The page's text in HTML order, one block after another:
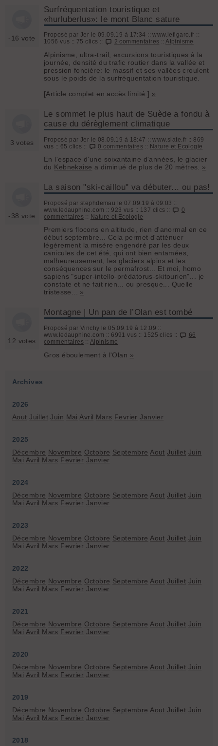
-16 vote
Surfréquentation touristique et
«hurluberlus»: le mont Blanc sature
Proposé par Jer le 09.09.19 à 17:34 :: www.lefigaro.fr ::
1056 vus :: 75 clics ::
2 commentaires :: Alpinisme
Alpinisme, ultra-trail, excursions touristiques à la
journée, densité du trafic routier dans la vallée et
pression foncière: le massif et ses vallées croulent
sous le poids de la surfréquentation touristique.
[Article complet en accès limité.] »
3 votes
Le sommet le plus haut de Suède a fondu à
cause du dérèglement climatique
Proposé par Jer le 08.09.19 à 18:47 :: www.slate.fr :: 869
vus :: 65 clics ::
0 commentaires :: Nature et Ecologie
En l'espace d'une soixantaine d'années, le glacier
du Kebnekaise a diminué de plus de 20 mètres. »
-38 vote
La saison "ski-caillou" va débuter... ou pas!
Proposé par stephdemau le 07.09.19 à 09:03 ::
www.ledauphine.com :: 923 vus :: 137 clics ::
0
commentaires :: Nature et Ecologie
Premiers flocons en altitude, rien d'anormal en ce
début septembre... Cela permet d'atténuer
légèrement la misère engendré par les deux
canicules de cet été, qui ont bien entamées,
malheureusement, les glaciers alpins et les
conséquences sur le permafrost... Et moi, homo
sapiens "super-intello-prédatorus-skitourien"... je
constate et ne fait rien... ou presque... Quelle
tristesse... »
12 votes
Montagne | Un pan de l’Olan est tombé
Proposé par Vinchy le 05.09.19 à 12:09 ::
www.ledauphine.com :: 6991 vus :: 1525 clics ::
66
commentaires :: Alpinisme
Gros éboulement à l'Olan »
Archives
2026
Aout Juillet Juin Mai Avril Mars Fevrier Janvier
2025
Décembre Novembre Octobre Septembre Aout Juillet Juin
Mai Avril Mars Fevrier Janvier
2024
Décembre Novembre Octobre Septembre Aout Juillet Juin
Mai Avril Mars Fevrier Janvier
2023
Décembre Novembre Octobre Septembre Aout Juillet Juin
Mai Avril Mars Fevrier Janvier
2022
Décembre Novembre Octobre Septembre Aout Juillet Juin
Mai Avril Mars Fevrier Janvier
2021
Décembre Novembre Octobre Septembre Aout Juillet Juin
Mai Avril Mars Fevrier Janvier
2020
Décembre Novembre Octobre Septembre Aout Juillet Juin
Mai Avril Mars Fevrier Janvier
2019
Décembre Novembre Octobre Septembre Aout Juillet Juin
Mai Avril Mars Fevrier Janvier
2018